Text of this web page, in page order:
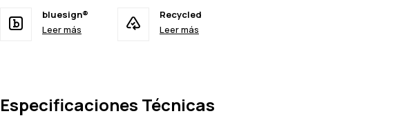
bluesign®
Leer más
Recycled
Leer más
Especificaciones Técnicas